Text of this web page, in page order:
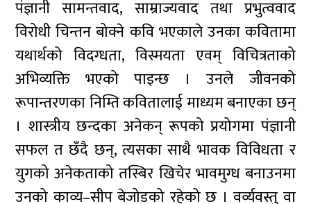
पंज्ञानी सामन्तवाद, साम्राज्यवाद तथा प्रभुत्ववाद
विरोधी चिन्तन बोक्ने कवि भएकाले उनका कवितामा
यथार्थको विदग्धता, विस्मयता एवम् विचित्रताको
अभिव्यक्ति भएको पाइन्छ । उनले जीवनको
रूपान्तरणका निम्ति कवितालाई माध्यम बनाएका छन्
। शास्त्रीय छन्दका अनेकन् रूपको प्रयोगमा पंज्ञानी
सफल त छँदै छन्, त्यसका साथै भावक विविधता र
युगको अनेकताको तस्बिर खिचेर भावमुग्ध बनाउनमा
उनको काव्य–सीप बेजोडको रहेको छ । वर्व्यवस्तु वा